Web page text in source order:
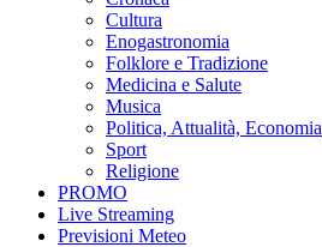
Cultura
Enogastronomia
Folklore e Tradizione
Medicina e Salute
Musica
Politica, Attualità, Economia
Sport
Religione
PROMO
Live Streaming
Previsioni Meteo